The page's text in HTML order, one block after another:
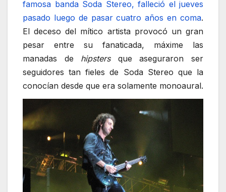
famosa banda Soda Stereo, falleció el jueves
pasado luego de pasar cuatro años en coma.
El deceso del mítico artista provocó un gran
pesar entre su fanaticada, máxime las
manadas de hipstersque aseguraron ser
seguidores tan fieles de Soda Stereo que la
conocían desde que era solamente monoaural.